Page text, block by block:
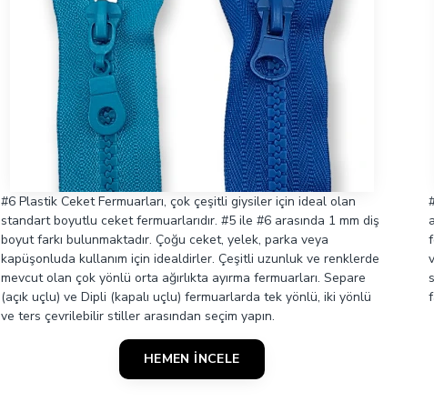
#6 Plastik Ceket Fermuarları, çok çeşitli giysiler için ideal olan
standart boyutlu ceket fermuarlarıdır. #5 ile #6 arasında 1 mm diş
boyut farkı bulunmaktadır. Çoğu ceket, yelek, parka veya
kapüşonluda kullanım için idealdirler. Çeşitli uzunluk ve renklerde
mevcut olan çok yönlü orta ağırlıkta ayırma fermuarları. Separe
(açık uçlu) ve Dipli (kapalı uçlu) fermuarlarda tek yönlü, iki yönlü
ve ters çevrilebilir stiller arasından seçim yapın.
HEMEN İNCELE